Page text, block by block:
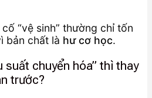
“vệ sinh” thường chỉ tốn
bản chất là hư cơ học.
suất chuyển hóa” thì thay
trước?